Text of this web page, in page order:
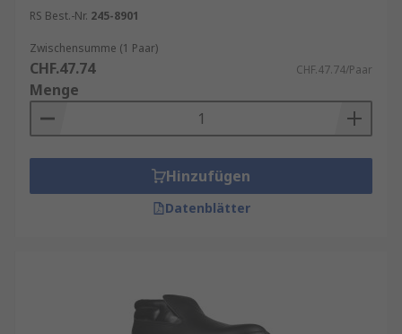
RS Best.-Nr. 245-8901
Zwischensumme (1 Paar)
CHF.47.74 CHF.47.74/Paar
Menge
Hinzufügen
Datenblätter